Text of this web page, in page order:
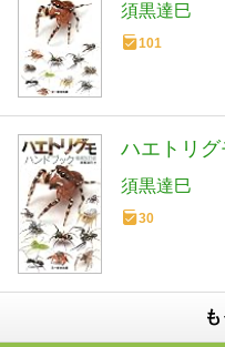
須黒達巳
101
ハエトリ
須黒達巳
30